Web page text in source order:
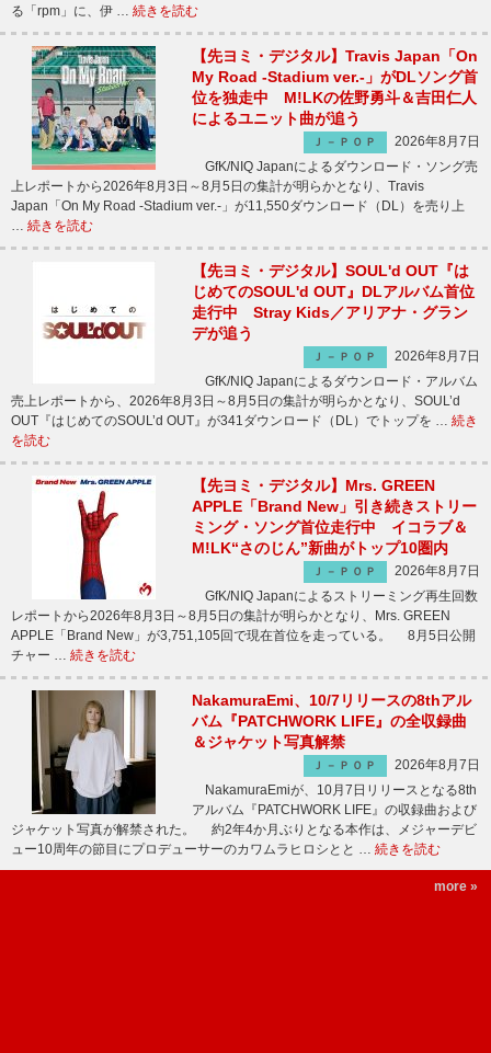
る「rpm」に、伊 … 続きを読む
【先ヨミ・デジタル】Travis Japan「On
My Road -Stadium ver.-」がDLソング首
位を独走中 M!LKの佐野勇斗＆吉田仁人
によるユニット曲が追う
Ｊ－ＰＯＰ
2026年8月7日
GfK/NIQ Japanによるダウンロード・ソング売
上レポートから2026年8月3日～8月5日の集計が明らかとなり、Travis
Japan「On My Road -Stadium ver.-」が11,550ダウンロード（DL）を売り上
… 続きを読む
【先ヨミ・デジタル】SOUL'd OUT『は
じめてのSOUL'd OUT』DLアルバム首位
走行中 Stray Kids／アリアナ・グラン
デが追う
Ｊ－ＰＯＰ
2026年8月7日
GfK/NIQ Japanによるダウンロード・アルバム
売上レポートから、2026年8月3日～8月5日の集計が明らかとなり、SOUL’d
OUT『はじめてのSOUL’d OUT』が341ダウンロード（DL）でトップを … 続き
を読む
【先ヨミ・デジタル】Mrs. GREEN
APPLE「Brand New」引き続きストリー
ミング・ソング首位走行中 イコラブ＆
M!LK“さのじん”新曲がトップ10圏内
Ｊ－ＰＯＰ
2026年8月7日
GfK/NIQ Japanによるストリーミング再生回数
レポートから2026年8月3日～8月5日の集計が明らかとなり、Mrs. GREEN
APPLE「Brand New」が3,751,105回で現在首位を走っている。 8月5日公開
チャー … 続きを読む
NakamuraEmi、10/7リリースの8thアル
バム『PATCHWORK LIFE』の全収録曲
＆ジャケット写真解禁
Ｊ－ＰＯＰ
2026年8月7日
NakamuraEmiが、10月7日リリースとなる8th
アルバム『PATCHWORK LIFE』の収録曲および
ジャケット写真が解禁された。 約2年4か月ぶりとなる本作は、メジャーデビ
ュー10周年の節目にプロデューサーのカワムラヒロシとと … 続きを読む
more »